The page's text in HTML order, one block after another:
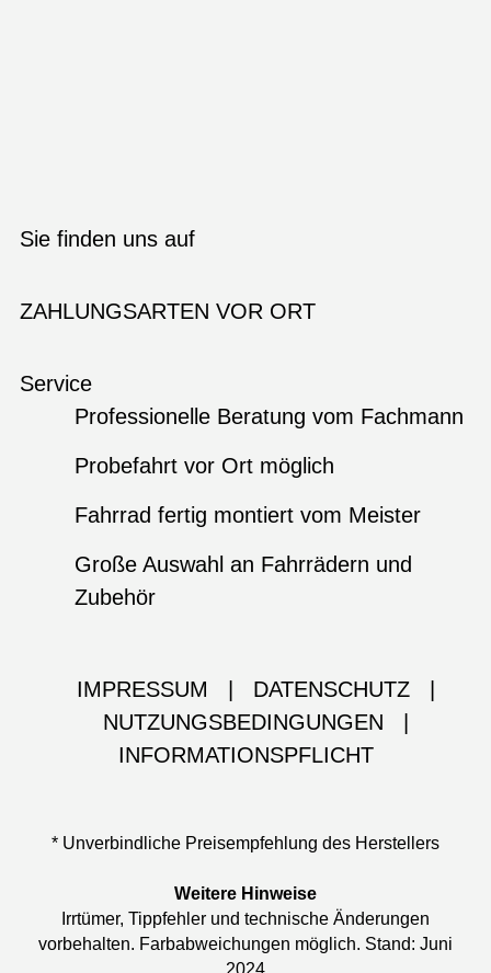
Sie finden uns auf
ZAHLUNGSARTEN VOR ORT
Service
Professionelle Beratung vom Fachmann
Probefahrt vor Ort möglich
Fahrrad fertig montiert vom Meister
Große Auswahl an Fahrrädern und
Zubehör
IMPRESSUM DATENSCHUTZ
NUTZUNGSBEDINGUNGEN
INFORMATIONSPFLICHT
* Unverbindliche Preisempfehlung des Herstellers
Weitere Hinweise
Irrtümer, Tippfehler und technische Änderungen
vorbehalten. Farbabweichungen möglich. Stand: Juni
2024